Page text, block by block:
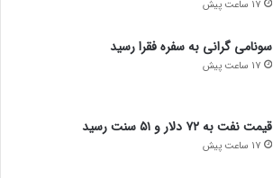
17 ساعت پیش
سونامی گرانی به سفره فقرا رسید
17 ساعت پیش
قیمت نفت به ۷۲ دلار و ۵۱ سنت رسید
17 ساعت پیش